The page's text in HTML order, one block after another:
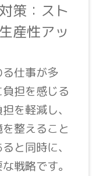
策：スト
産性アッ
仕事が多
担を感じる
を軽減し、
整えること
と同時に、
戦略です。